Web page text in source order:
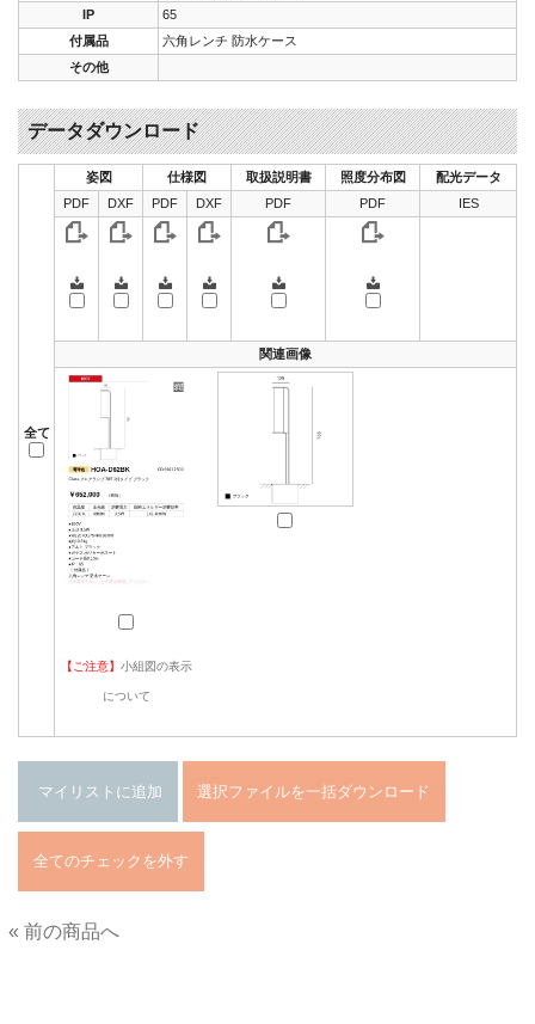
IP
65
付属品
六角レンチ 防水ケース
その他
データダウンロード
全て
姿図 仕様図 取扱説明書 照度分布図
配光データ
PDF
DXF PDF DXF PDF PDF IES
関連画像
【ご注意】 小組図の表示
について
« 前の商品へ